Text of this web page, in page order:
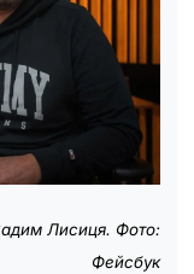
Лисиця. Фото:
Фейсбук